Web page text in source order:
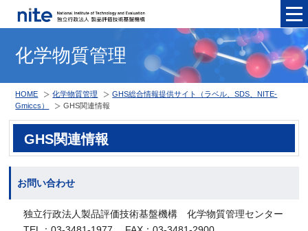
化学物質管理
HOME 化学物質管理
GHS総合情報提供サイト（ラベル、SDS、NITE-
Gmiccs）
GHS関連情報
GHS関連情報
お問い合わせ
独立行政法人製品評価技術基盤機構 化学物質管理センター